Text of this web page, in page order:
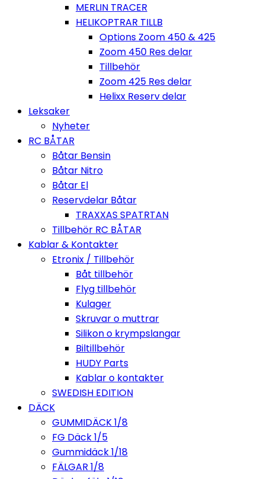
MERLIN TRACER
HELIKOPTRAR TILLB
Options Zoom 450 & 425
Zoom 450 Res delar
Tillbehör
Zoom 425 Res delar
Helixx Reserv delar
Leksaker
Nyheter
RC BÅTAR
Båtar Bensin
Båtar Nitro
Båtar El
Reservdelar Båtar
TRAXXAS SPATRTAN
Tillbehör RC BÅTAR
Kablar & Kontakter
Etronix / Tillbehör
Båt tillbehör
Flyg tillbehör
Kulager
Skruvar o muttrar
Silikon o krympslangar
Biltillbehör
HUDY Parts
Kablar o kontakter
SWEDISH EDITION
DÄCK
GUMMIDÄCK 1/8
FG Däck 1/5
Gummidäck 1/18
FÄLGAR 1/8